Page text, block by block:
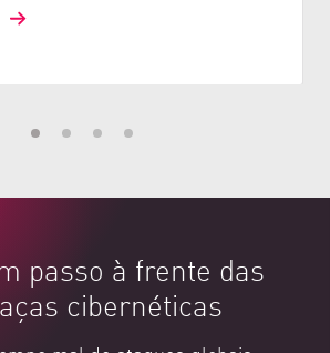
passo à frente das
cibernéticas